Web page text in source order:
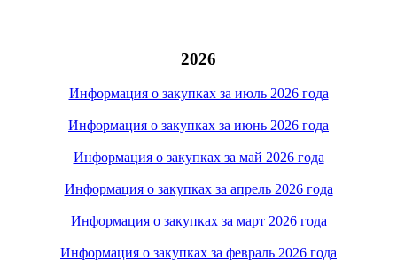
2026
Информация о закупках за июль 2026 года
Информация о закупках за июнь 2026 года
Информация о закупках за май 2026 года
Информация о закупках за апрель 2026 года
Информация о закупках за март 2026 года
Информация о закупках за февраль 2026 года